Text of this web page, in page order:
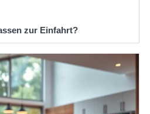
zur Einfahrt?